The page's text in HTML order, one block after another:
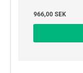
966,00 SEK